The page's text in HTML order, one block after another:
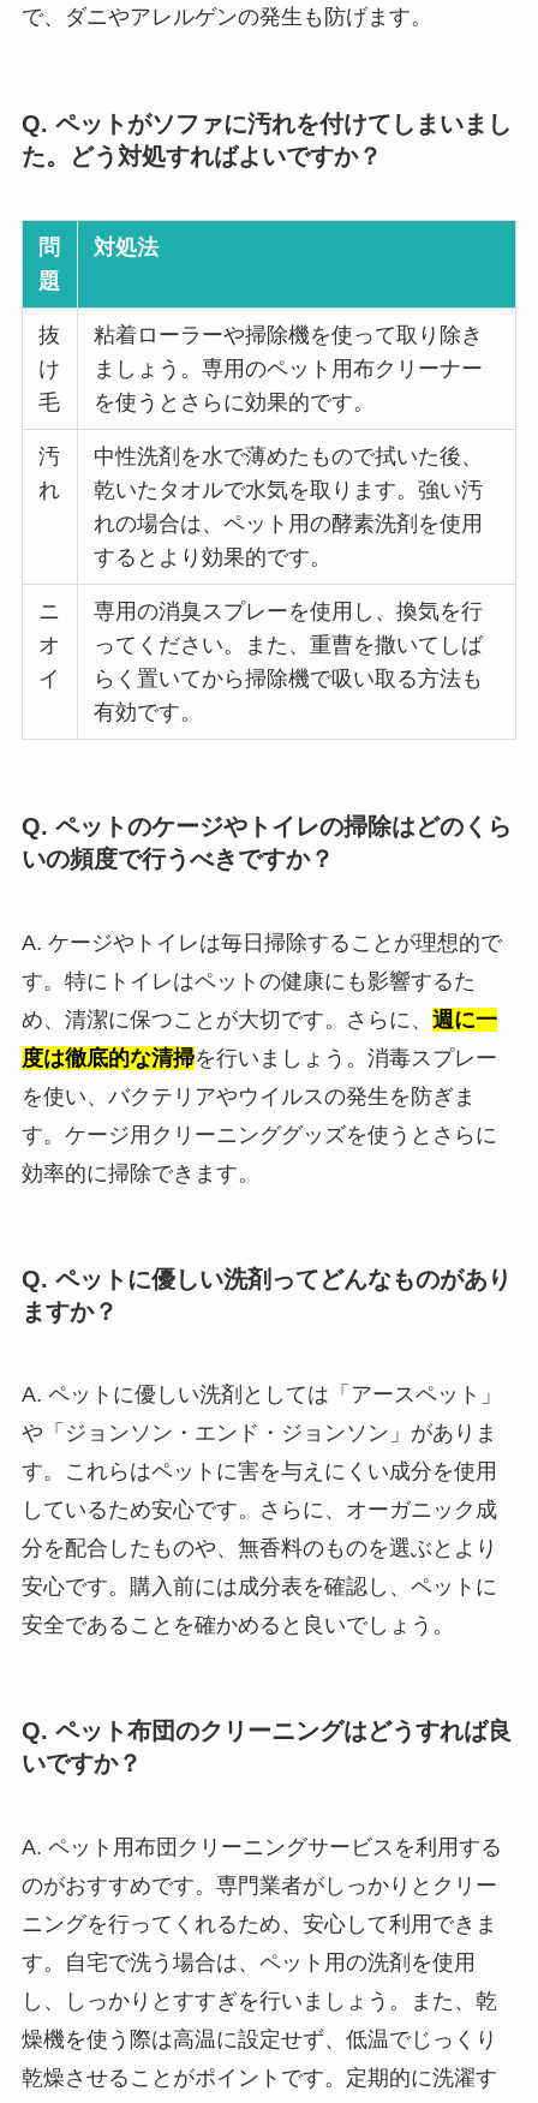
で、ダニやアレルゲンの発生も防げます。
Q. ペットがソファに汚れを付けてしまいまし
た。どう対処すればよいですか？
問
題
対処法
抜
け
毛
粘着ローラーや掃除機を使って取り除き
ましょう。専用のペット用布クリーナー
を使うとさらに効果的です。
汚
れ
中性洗剤を水で薄めたもので拭いた後、
乾いたタオルで水気を取ります。強い汚
れの場合は、ペット用の酵素洗剤を使用
するとより効果的です。
ニ
オ
イ
専用の消臭スプレーを使用し、換気を行
ってください。また、重曹を撒いてしば
らく置いてから掃除機で吸い取る方法も
有効です。
Q. ペットのケージやトイレの掃除はどのくら
いの頻度で行うべきですか？
A. ケージやトイレは毎日掃除することが理想的で
す。特にトイレはペットの健康にも影響するた
め、清潔に保つことが大切です。さらに、 週に一
度は徹底的な清掃を行いましょう。消毒スプレー
を使い、バクテリアやウイルスの発生を防ぎま
す。ケージ用クリーニンググッズを使うとさらに
効率的に掃除できます。
Q. ペットに優しい洗剤ってどんなものがあり
ますか？
A. ペットに優しい洗剤としては「アースペット」
や「ジョンソン・エンド・ジョンソン」がありま
す。これらはペットに害を与えにくい成分を使用
しているため安心です。さらに、オーガニック成
分を配合したものや、無香料のものを選ぶとより
安心です。購入前には成分表を確認し、ペットに
安全であることを確かめると良いでしょう。
Q. ペット布団のクリーニングはどうすれば良
いですか？
A. ペット用布団クリーニングサービスを利用する
のがおすすめです。専門業者がしっかりとクリー
ニングを行ってくれるため、安心して利用できま
す。自宅で洗う場合は、ペット用の洗剤を使用
し、しっかりとすすぎを行いましょう。また、乾
燥機を使う際は高温に設定せず、低温でじっくり
乾燥させることがポイントです。定期的に洗濯す